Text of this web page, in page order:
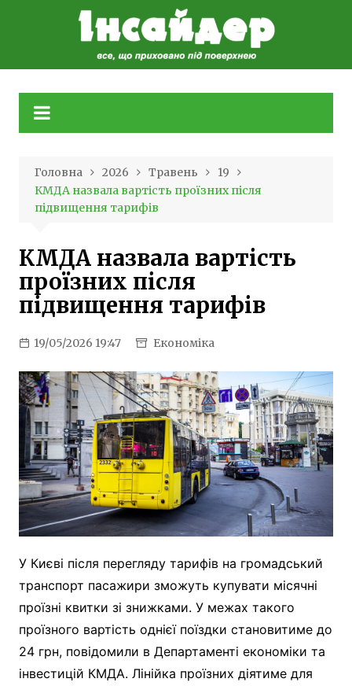
Головна 2026 Травень
19
КМДА назвала вартість проїзних після
підвищення тарифів
КМДА назвала вартість
проїзних після
підвищення тарифів
19/05/2026 19:47 Економіка
У Києві після перегляду тарифів на громадський
транспорт пасажири зможуть купувати місячні
проїзні квитки зі знижками. У межах такого
проїзного вартість однієї поїздки становитиме до
24 грн, повідомили в Департаменті економіки та
інвестицій КМДА. Лінійка проїзних діятиме для